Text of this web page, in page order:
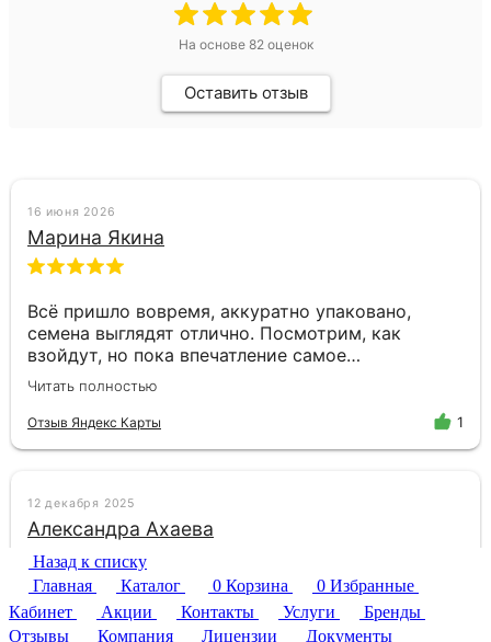
Назад к списку
Главная
Каталог 0 Корзина 0 Избранные
Кабинет
Акции Контакты Услуги
Бренды
Отзывы
Компания Лицензии
Документы